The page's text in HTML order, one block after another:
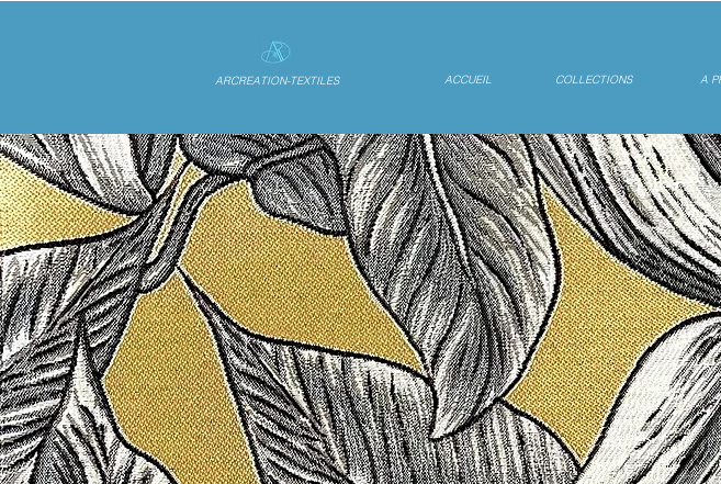
ARCREATION-TEXTILES ACCUEIL COLLECTIONS A